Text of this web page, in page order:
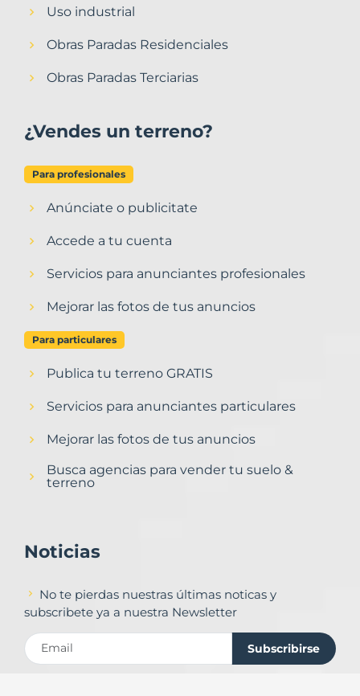
Uso industrial
Obras Paradas Residenciales
Obras Paradas Terciarias
¿Vendes un terreno?
Para profesionales
Anúnciate o publicitate
Accede a tu cuenta
Servicios para anunciantes profesionales
Mejorar las fotos de tus anuncios
Para particulares
Publica tu terreno GRATIS
Servicios para anunciantes particulares
Mejorar las fotos de tus anuncios
Busca agencias para vender tu suelo &
terreno
Noticias
No te pierdas nuestras últimas noticas y
subscribete ya a nuestra Newsletter
Subscribirse